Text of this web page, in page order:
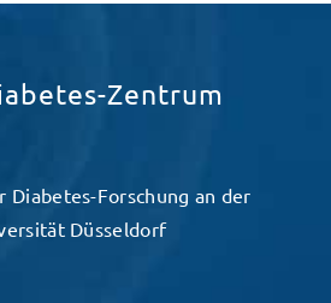
Zentrum
Forschung an der
Düsseldorf